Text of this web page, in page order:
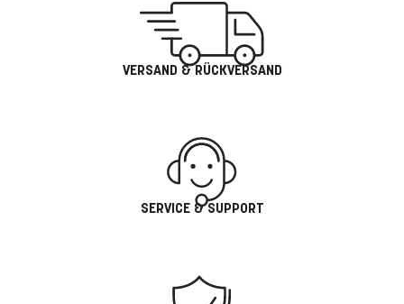
VERSAND & RÜCKVERSAND
SERVICE & SUPPORT